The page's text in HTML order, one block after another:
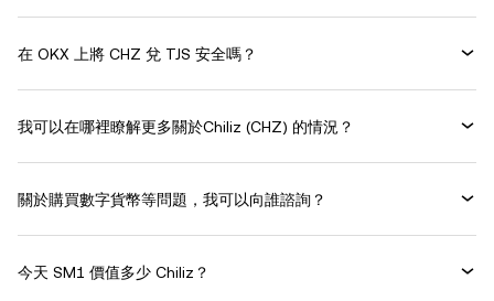
在 OKX 上將 CHZ 兌 TJS 安全嗎？
我可以在哪裡瞭解更多關於Chiliz (CHZ) 的情況？
關於購買數字貨幣等問題，我可以向誰諮詢？
今天 SM1 價值多少 Chiliz？